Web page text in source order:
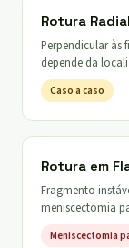
Rotura Radial
Perpendicular às
depende da
Caso a caso
Rotura em
Fragmento
meniscectomia
Meniscectomia